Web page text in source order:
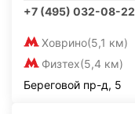
+7 (495) 032-08-22
Ховрино(5,1 км)
Физтех(5,4 км)
Береговой пр-д, 5